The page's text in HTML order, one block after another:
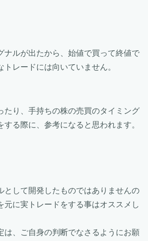
ナルが出たから、始値で買って終値で
レードには向いていません。
たり、手持ちの株の売買のタイミング
する際に、参考になると思われます。
して開発したものではありませんの
元に実トレードをする事はオススメし
、ご自身の判断でなさるようにお願